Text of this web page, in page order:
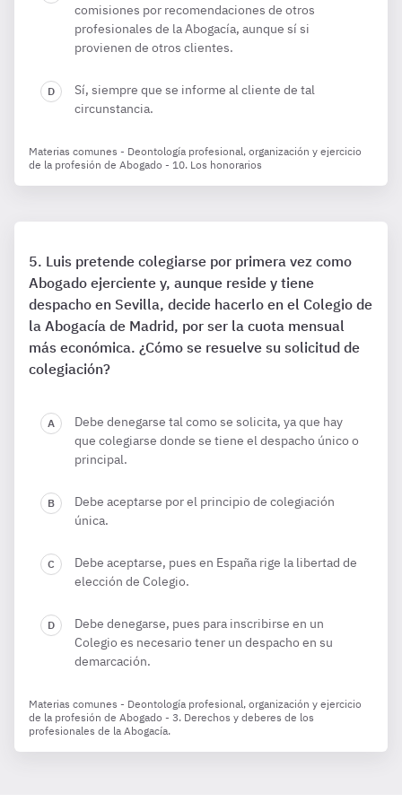
comisiones por recomendaciones de otros
profesionales de la Abogacía, aunque sí si
provienen de otros clientes.
Sí, siempre que se informe al cliente de tal
circunstancia.
Materias comunes - Deontología profesional, organización y ejercicio
de la profesión de Abogado - 10. Los honorarios
Luis pretende colegiarse por primera vez como
Abogado ejerciente y, aunque reside y tiene
despacho en Sevilla, decide hacerlo en el Colegio de
la Abogacía de Madrid, por ser la cuota mensual
más económica. ¿Cómo se resuelve su solicitud de
colegiación?
Debe denegarse tal como se solicita, ya que hay
que colegiarse donde se tiene el despacho único o
principal.
Debe aceptarse por el principio de colegiación
única.
Debe aceptarse, pues en España rige la libertad de
elección de Colegio.
Debe denegarse, pues para inscribirse en un
Colegio es necesario tener un despacho en su
demarcación.
Materias comunes - Deontología profesional, organización y ejercicio
de la profesión de Abogado - 3. Derechos y deberes de los
profesionales de la Abogacía.